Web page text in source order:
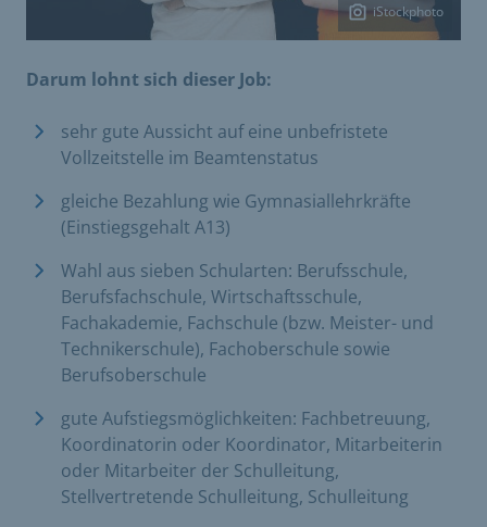
iStockphoto
Darum lohnt sich dieser Job:
sehr gute Aussicht auf eine unbefristete
Vollzeitstelle im Beamtenstatus
gleiche Bezahlung wie Gymnasiallehrkräfte
(Einstiegsgehalt A13)
Wahl aus sieben Schularten: Berufsschule,
Berufsfachschule, Wirtschaftsschule,
Fachakademie, Fachschule (bzw. Meister- und
Technikerschule), Fachoberschule sowie
Berufsoberschule
gute Aufstiegsmöglichkeiten: Fachbetreuung,
Koordinatorin oder Koordinator, Mitarbeiterin
oder Mitarbeiter der Schulleitung,
Stellvertretende Schulleitung, Schulleitung